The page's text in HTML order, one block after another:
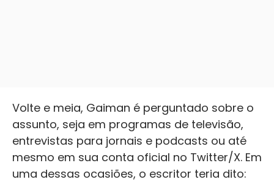
Volte e meia, Gaiman é perguntado sobre o
assunto, seja em programas de televisão,
entrevistas para jornais e podcasts ou até
mesmo em sua conta oficial no Twitter/X. Em
uma dessas ocasiões, o escritor teria dito: